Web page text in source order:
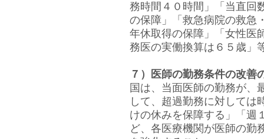
務時間４０時間」「当直回
の保障」「救急病院の救急
年休取得の保障」「女性医
務医の実働換算は６５歳」
７）医師の勤務条件の改善
国は、当面医師の勤務が、
して、超過勤務に対しては
けの休みを保障する」「週
ど、各医療機関が医師の勤